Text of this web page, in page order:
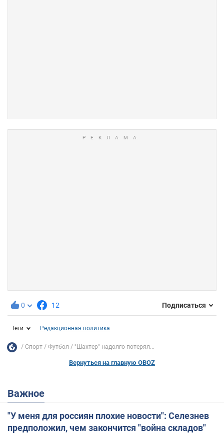
0 12 Подписаться
Теги Редакционная политика
Спорт Футбол "Шахтер" надолго потерял...
Вернуться на главную OBOZ
Важное
"У меня для россиян плохие новости": Селезнев
предположил, чем закончится "война складов"